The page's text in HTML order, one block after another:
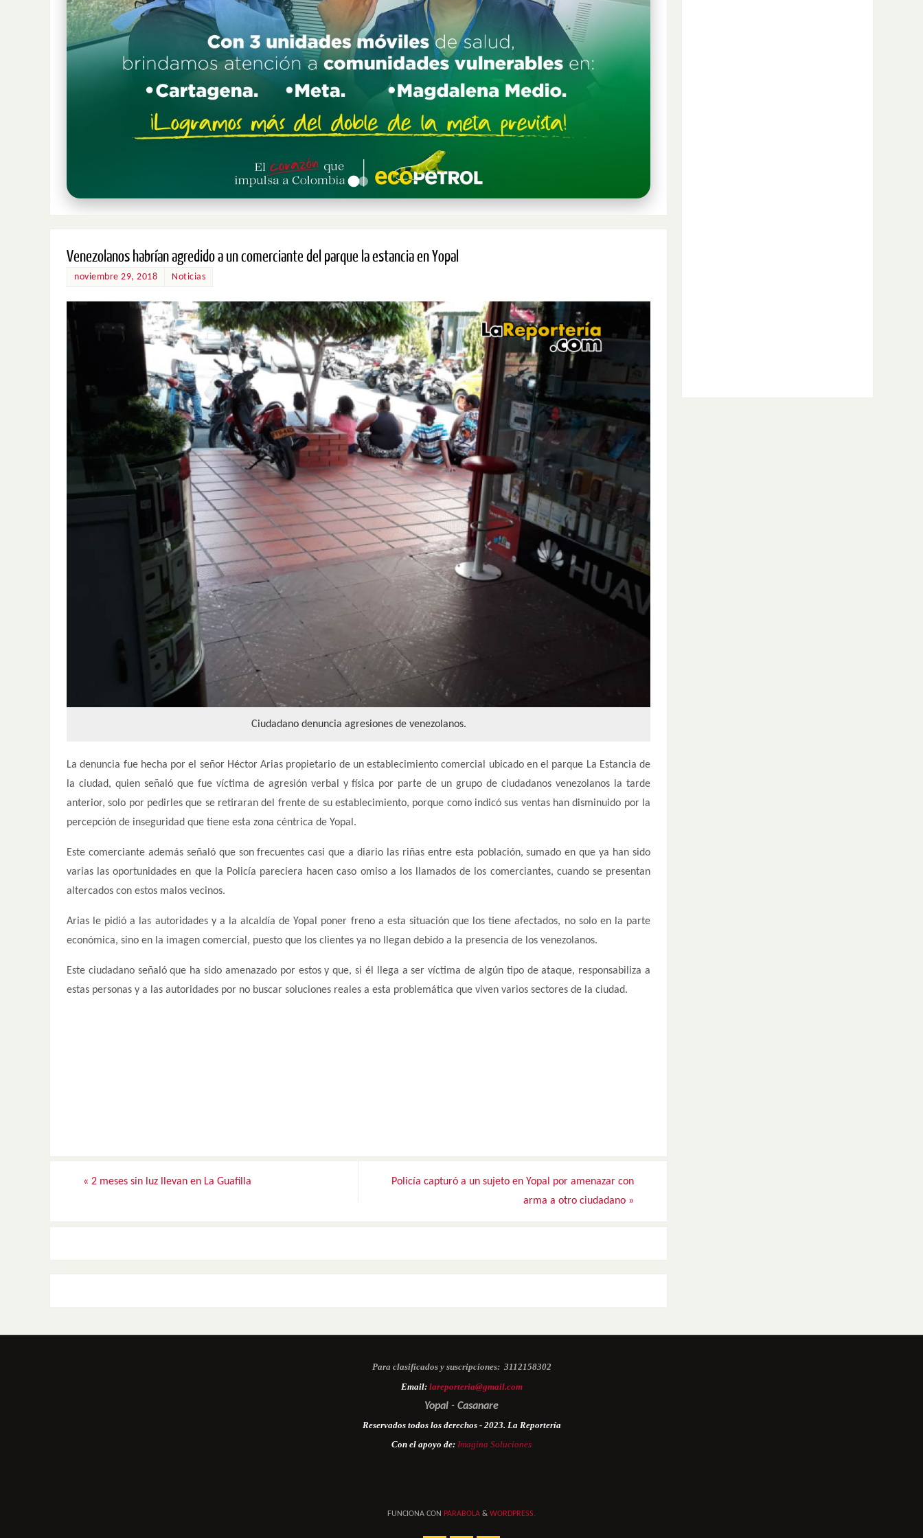
Venezolanos habrían agredido a un comerciante del parque la estancia en Yopal
noviembre 29, 2018 Noticias
Ciudadano denuncia agresiones de venezolanos.
La denuncia fue hecha por el señor Héctor Arias propietario de un establecimiento comercial ubicado en el parque La Estancia de
la ciudad, quien señaló que fue víctima de agresión verbal y física por parte de un grupo de ciudadanos venezolanos la tarde
anterior, solo por pedirles que se retiraran del frente de su establecimiento, porque como indicó sus ventas han disminuido por la
percepción de inseguridad que tiene esta zona céntrica de Yopal.
Este comerciante además señaló que son frecuentes casi que a diario las riñas entre esta población, sumado en que ya han sido
varias las oportunidades en que la Policía pareciera hacen caso omiso a los llamados de los comerciantes, cuando se presentan
altercados con estos malos vecinos.
Arias le pidió a las autoridades y a la alcaldía de Yopal poner freno a esta situación que los tiene afectados, no solo en la parte
económica, sino en la imagen comercial, puesto que los clientes ya no llegan debido a la presencia de los venezolanos.
Este ciudadano señaló que ha sido amenazado por estos y que, si él llega a ser víctima de algún tipo de ataque, responsabiliza a
estas personas y a las autoridades por no buscar soluciones reales a esta problemática que viven varios sectores de la ciudad.
« 2 meses sin luz llevan en La Guafilla
Policía capturó a un sujeto en Yopal por amenazar con
arma a otro ciudadano »
Para clasificados y suscripciones: 3112158302
Email: lareporteria@gmail.com
Yopal - Casanare
Reservados todos los derechos - 2023. La Reportería
Con el apoyo de: Imagina Soluciones
FUNCIONA CON PARABOLA & WORDPRESS.